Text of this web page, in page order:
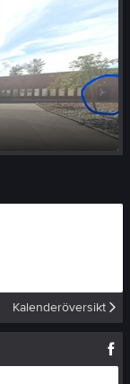
Kalenderöversikt